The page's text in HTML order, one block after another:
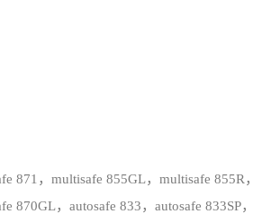
871，multisafe 855GL，multisafe 855R，
870GL，autosafe 833，autosafe 833SP，